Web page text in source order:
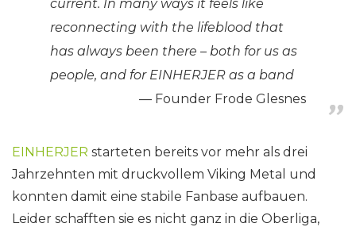
current. In many ways it feels like
reconnecting with the lifeblood that
has always been there – both for us as
people, and for EINHERJER as a band
Founder Frode Glesnes
EINHERJER starteten bereits vor mehr als drei
Jahrzehnten mit druckvollem Viking Metal und
konnten damit eine stabile Fanbase aufbauen.
Leider schafften sie es nicht ganz in die Oberliga,